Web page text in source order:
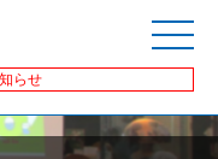
らせ